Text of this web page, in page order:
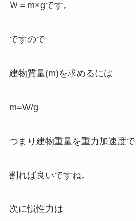
Ｗ＝m×gです。
ですので
建物質量(m)を求めるには
m=W/g
つまり建物重量を重力加速度で
割れば良いですね。
次に慣性力は